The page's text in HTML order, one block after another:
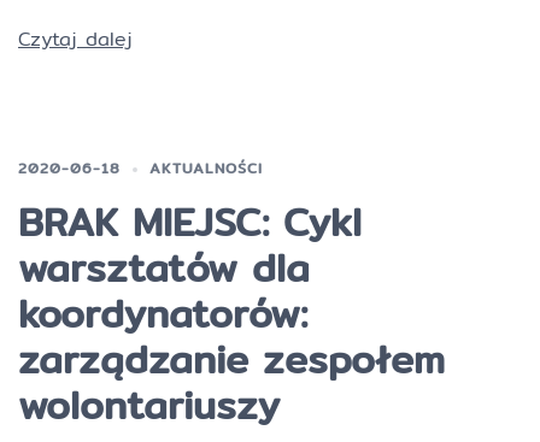
Czytaj dalej
2020-06-18 AKTUALNOŚCI
BRAK MIEJSC: Cykl
warsztatów dla
koordynatorów:
zarządzanie zespołem
wolontariuszy